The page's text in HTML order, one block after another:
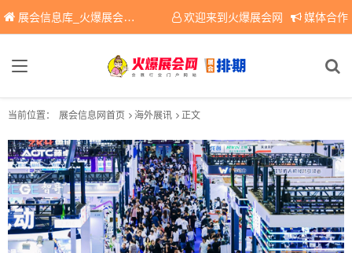
展会信息库_火爆展会网免费展会信息查询平台，提供专业会展服务！ 欢迎来到火爆展会网 媒体合作
当前位置： 展会信息网首页 海外展讯 正文